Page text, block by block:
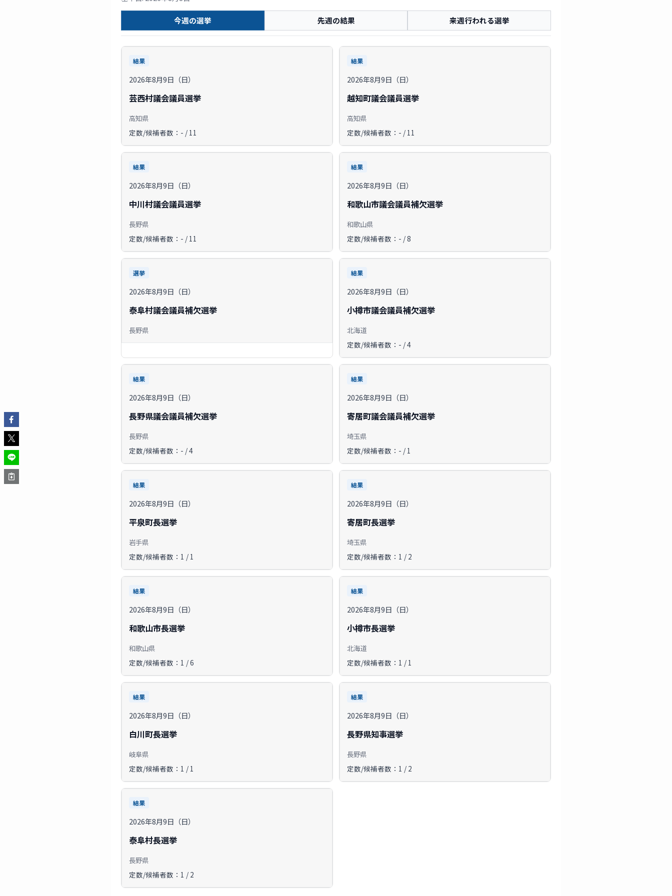
今週の選挙 先週の結果 来週行われる選挙
結果
2026年8月9日（日）
芸西村議会議員選挙
高知県
定数/候補者数：- / 11
結果
2026年8月9日（日）
越知町議会議員選挙
高知県
定数/候補者数：- / 11
結果
2026年8月9日（日）
中川村議会議員選挙
長野県
定数/候補者数：- / 11
結果
2026年8月9日（日）
和歌山市議会議員補欠選挙
和歌山県
定数/候補者数：- / 8
選挙
2026年8月9日（日）
泰阜村議会議員補欠選挙
長野県
結果
2026年8月9日（日）
小樽市議会議員補欠選挙
北海道
定数/候補者数：- / 4
結果
2026年8月9日（日）
長野県議会議員補欠選挙
長野県
定数/候補者数：- / 4
結果
2026年8月9日（日）
寄居町議会議員補欠選挙
埼玉県
定数/候補者数：- / 1
結果
2026年8月9日（日）
平泉町長選挙
岩手県
定数/候補者数：1 / 1
結果
2026年8月9日（日）
寄居町長選挙
埼玉県
定数/候補者数：1 / 2
結果
2026年8月9日（日）
和歌山市長選挙
和歌山県
定数/候補者数：1 / 6
結果
2026年8月9日（日）
小樽市長選挙
北海道
定数/候補者数：1 / 1
結果
2026年8月9日（日）
白川町長選挙
岐阜県
定数/候補者数：1 / 1
結果
2026年8月9日（日）
長野県知事選挙
長野県
定数/候補者数：1 / 2
結果
2026年8月9日（日）
泰阜村長選挙
長野県
定数/候補者数：1 / 2